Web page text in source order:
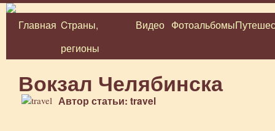
Перейти
Главная Cтраны,
регионы
Видео Фотоальбомы
Вокзал Челябинска
Автор статьи: travel